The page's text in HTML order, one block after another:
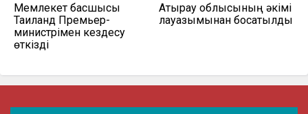
Мемлекет басшысы
Таиланд Премьер-
министрімен кездесу
өткізді
Атырау облысының әкімі
лауазымынан босатылды